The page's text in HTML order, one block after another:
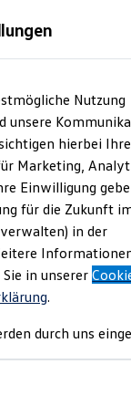
Nutzung
unsere
hierbei Ihre
Marketing,
Einwilligung
für die Zukunft
in der
Sie in unserer
.
durch uns